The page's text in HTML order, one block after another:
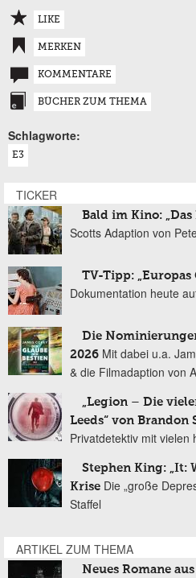
LIKE
MERKEN
KOMMENTARE
BÜCHER ZUM THEMA
Schlagworte:
E3
TICKER
Bald im Kino: „Das
Scotts Adaption von
TV-Tipp:
Dokumentation heute
Die
2026 Mit dabei u.a.
& die Filmadaption von
„Legion – Die
Leeds“ von Brandon
Privatdetektiv mit vielen
Stephen King: „It:
Krise Die „große
Staffel
ARTIKEL ZUM THEMA
Neues Romane